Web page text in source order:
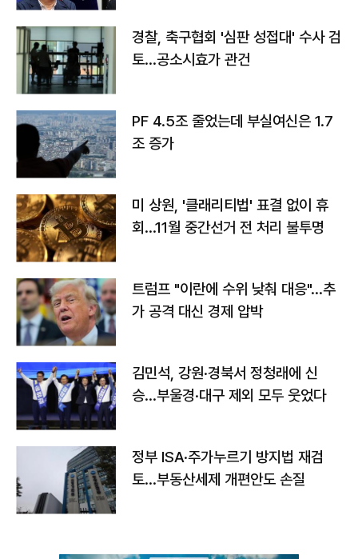
경찰, 축구협회 '심판 성접대' 수사 검
토…공소시효가 관건
PF 4.5조 줄었는데 부실여신은 1.7
조 증가
미 상원, '클래리티법' 표결 없이 휴
회…11월 중간선거 전 처리 불투명
트럼프 "이란에 수위 낮춰 대응"…추
가 공격 대신 경제 압박
김민석, 강원·경북서 정청래에 신
승…부울경·대구 제외 모두 웃었다
정부 ISA·주가누르기 방지법 재검
토…부동산세제 개편안도 손질